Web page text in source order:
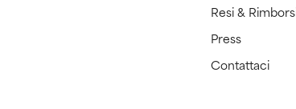
Resi &
Press
Contattaci